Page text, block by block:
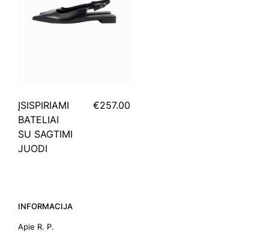
ĮSISPIRIAMI
BATELIAI
SU SAGTIMI
JUODI
€257.00
INFORMACIJA
Apie R. P.